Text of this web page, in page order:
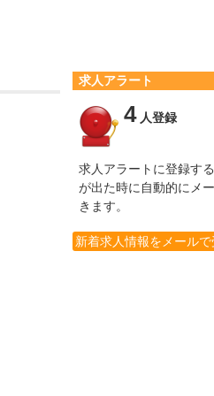
求人アラート
4人登録
求人アラートに登録す
が出た時に自動的にメ
きます。
新着求人情報をメールで